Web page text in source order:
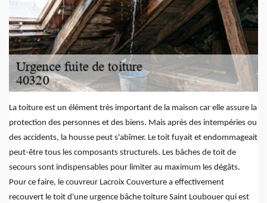
La toiture est un élément très important de la maison car elle assure la
protection des personnes et des biens. Mais après des intempéries ou
des accidents, la housse peut s'abîmer. Le toit fuyait et endommageait
peut-être tous les composants structurels. Les bâches de toit de
secours sont indispensables pour limiter au maximum les dégâts.
Pour ce faire, le couvreur Lacroix Couverture a effectivement
recouvert le toit d'une urgence bâche toiture Saint Loubouer qui est